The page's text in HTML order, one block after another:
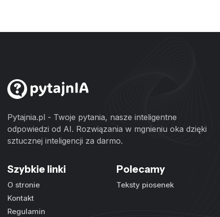
Pytajnia.pl - Twoje pytania, nasze inteligentne
odpowiedzi od AI. Rozwiązania w mgnieniu oka dzięki
sztucznej inteligencji za darmo.
Szybkie linki
O stronie
Kontakt
Regulamin
Polecamy
Teksty piosenek